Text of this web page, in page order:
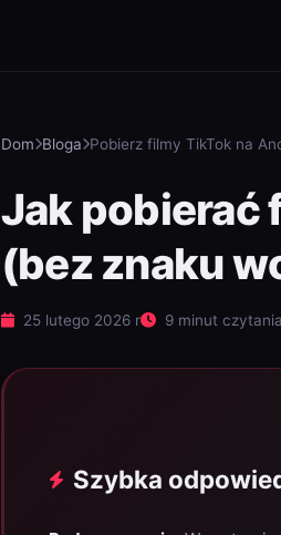
Dom Bloga Pobierz filmy TikTok na
Jak pobierać
(bez znaku
25 lutego 2026 r 9 minut czytania
Szybka